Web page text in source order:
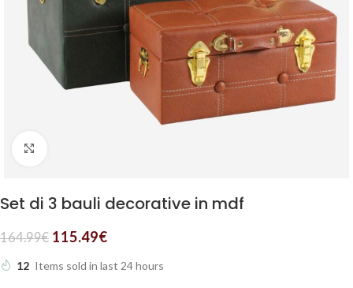
Set di 3 bauli decorative in mdf
164.99€ 115.49€
12 Items sold in last 24 hours